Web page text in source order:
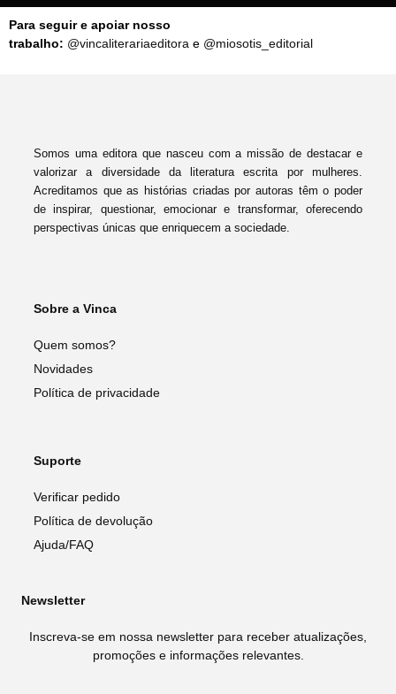
Para seguir e apoiar nosso
trabalho: @vincaliterariaeditora e @miosotis_editorial
Somos uma editora que nasceu com a missão de destacar e
valorizar a diversidade da literatura escrita por mulheres.
Acreditamos que as histórias criadas por autoras têm o poder
de inspirar, questionar, emocionar e transformar, oferecendo
perspectivas únicas que enriquecem a sociedade.
Sobre a Vinca
Quem somos?
Novidades
Política de privacidade
Suporte
Verificar pedido
Política de devolução
Ajuda/FAQ
Newsletter
Inscreva-se em nossa newsletter para receber atualizações,
promoções e informações relevantes.